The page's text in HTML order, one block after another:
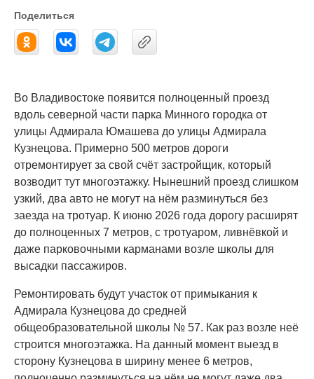
Поделиться
Во Владивостоке появится полноценный проезд
вдоль северной части парка Минного городка от
улицы Адмирала Юмашева до улицы Адмирала
Кузнецова. Примерно 500 метров дороги
отремонтирует за свой счёт застройщик, который
возводит тут многоэтажку. Нынешний проезд слишком
узкий, два авто не могут на нём разминуться без
заезда на тротуар. К июню 2026 года дорогу расширят
до полноценных 7 метров, с тротуаром, ливнёвкой и
даже парковочными карманами возле школы для
высадки пассажиров.
Ремонтировать будут участок от примыкания к
Адмирала Кузнецова до средней
общеобразовательной школы № 57. Как раз возле неё
строится многоэтажка. На данный момент выезд в
сторону Кузнецова в ширину менее 6 метров,